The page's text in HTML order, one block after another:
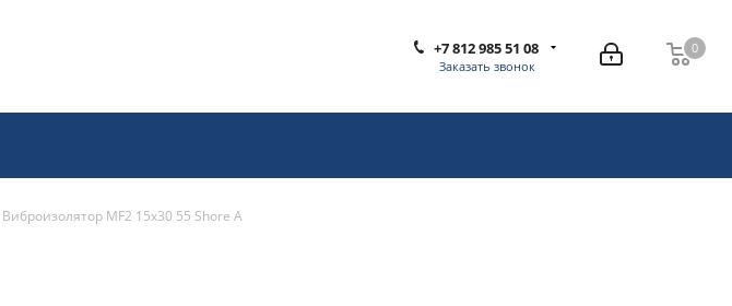
0
0
+7 812 985 51 08
Заказать звонок
Виброизолятор MF2 15x30 55 Shore A